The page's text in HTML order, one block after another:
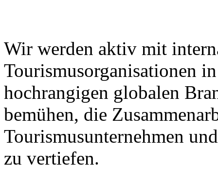
Wir werden aktiv mit
Tourismusorganisationen
hochrangigen globalen
bemühen, die
Tourismusunternehmen
zu vertiefen.